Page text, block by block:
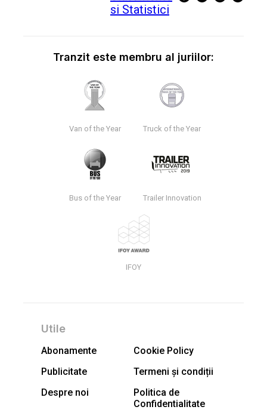
Tranzit este membru al juriilor:
Van of the Year Truck of the Year
Bus of the Year Trailer Innovation
IFOY
Utile
Abonamente
Cookie Policy
Publicitate
Termeni și condiții
Despre noi
Politica de
Confidentialitate